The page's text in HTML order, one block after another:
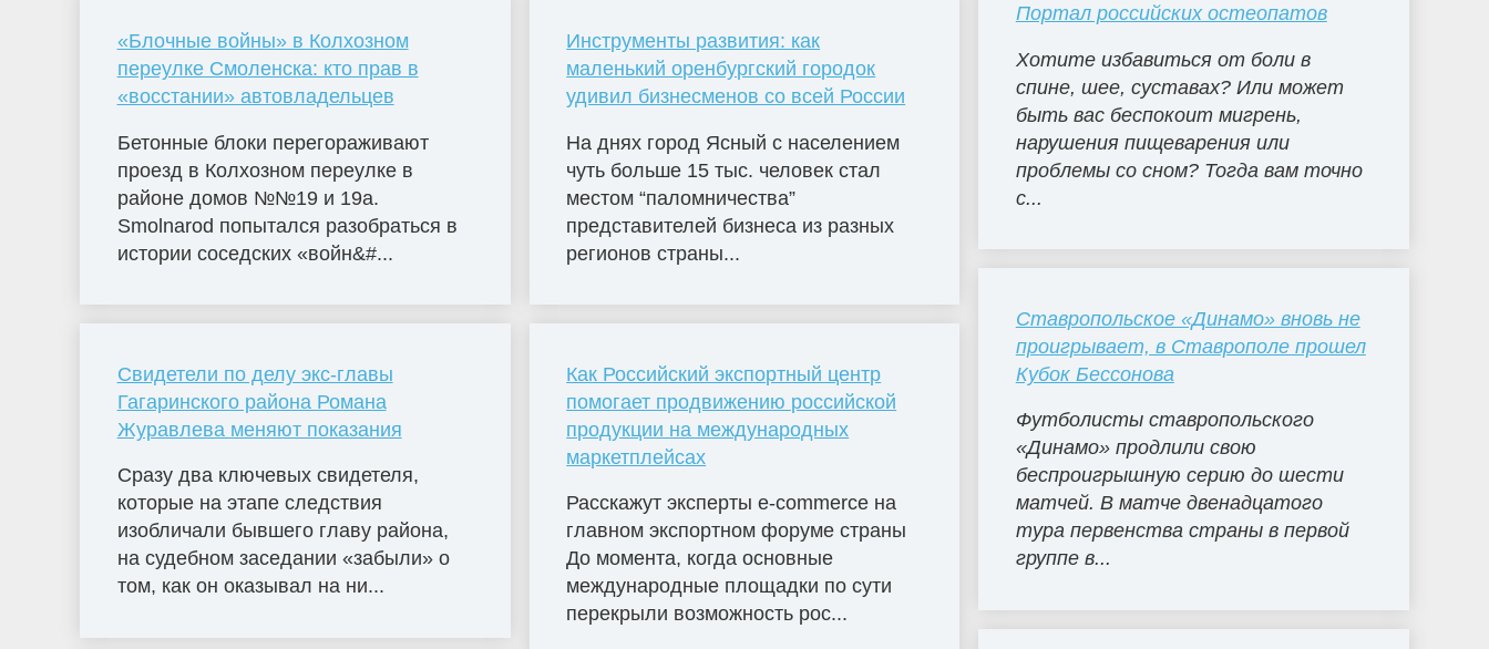
«Блочные войны» в Колхозном
переулке Смоленска: кто прав в
«восстании» автовладельцев
Бетонные блоки перегораживают
проезд в Колхозном переулке в
районе домов №№19 и 19а.
Smolnarod попытался разобраться в
истории соседских «войн&#...
Свидетели по делу экс-главы
Гагаринского района Романа
Журавлева меняют показания
Сразу два ключевых свидетеля,
которые на этапе следствия
изобличали бывшего главу района,
на судебном заседании «забыли» о
том, как он оказывал на ни...
Инструменты развития: как
маленький оренбургский городок
удивил бизнесменов со всей России
На днях город Ясный с населением
чуть больше 15 тыс. человек стал
местом “паломничества”
представителей бизнеса из разных
регионов страны...
Как Российский экспортный центр
помогает продвижению российской
продукции на международных
маркетплейсах
Расскажут эксперты e-commerce на
главном экспортном форуме страны
До момента, когда основные
международные площадки по сути
перекрыли возможность рос...
Портал российских остеопатов
Хотите избавиться от боли в
спине, шее, суставах? Или может
быть вас беспокоит мигрень,
нарушения пищеварения или
проблемы со сном? Тогда вам точно
с...
Ставропольское «Динамо» вновь не
проигрывает, в Ставрополе прошел
Кубок Бессонова
Футболисты ставропольского
«Динамо» продлили свою
беспроигрышную серию до шести
матчей. В матче двенадцатого
тура первенства страны в первой
группе в...